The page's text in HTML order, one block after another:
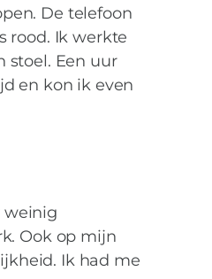
De telefoon
rood. Ik werkte
stoel. Een uur
en kon ik even
weinig
Ook op mijn
Ik had me